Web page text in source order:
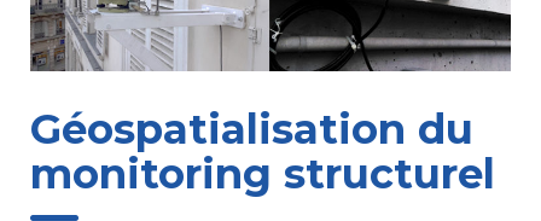
Géospatialisation du
monitoring structurel